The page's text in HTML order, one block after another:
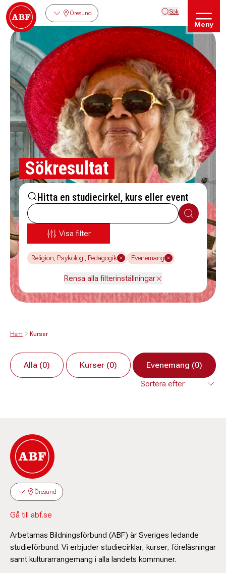
Öresund Sök
Meny
Sökresultat
Hitta en studiecirkel, kurs eller event
Sök
Visa filter
Religion, Psykologi, Pedagogik Evenemang
Rensa alla filterinställningar
Hem Kurser
Alla (0) Kurser (0) Evenemang (0)
Öresund
Gå till abf.se
Arbetarnas Bildningsförbund (ABF) är Sveriges ledande
studieförbund. Vi erbjuder studiecirklar, kurser, föreläsningar
samt kulturarrangemang i alla landets kommuner.